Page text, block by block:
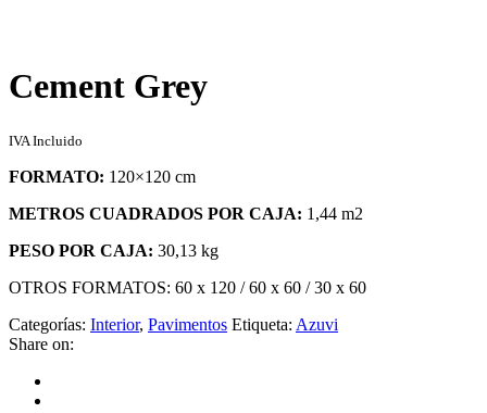
Cement Grey
IVA Incluido
FORMATO: 120×120 cm
METROS CUADRADOS POR CAJA: 1,44 m2
PESO POR CAJA: 30,13 kg
OTROS FORMATOS: 60 x 120 / 60 x 60 / 30 x 60
Categorías: Interior, Pavimentos Etiqueta: Azuvi
Share on: